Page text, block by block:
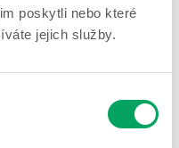
poskytli nebo které
jejich služby.